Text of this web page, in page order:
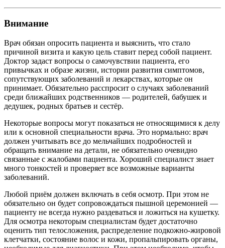
Внимание
Врач обязан опросить пациента и выяснить, что стало
причиной визита и какую цель ставит перед собой пациент.
Доктор задаст вопросы о самочувствии пациента, его
привычках и образе жизни, истории развития симптомов,
сопутствующих заболеваний и лекарствах, которые он
принимает. Обязательно расспросит о случаях заболеваний
среди ближайших родственников — родителей, бабушек и
дедушек, родных братьев и сестёр.
Некоторые вопросы могут показаться не относящимися к делу
или к основной специальности врача. Это нормально: врач
должен учитывать все до мельчайших подробностей и
обращать внимание на детали, не обязательно очевидно
связанные с жалобами пациента. Хороший специалист знает
много тонкостей и проверяет все возможные варианты
заболеваний.
Любой приём должен включать в себя осмотр. При этом не
обязательно он будет сопровождаться пышной церемонией —
пациенту не всегда нужно раздеваться и ложиться на кушетку.
Для осмотра некоторым специалистам будет достаточно
оценить тип телосложения, распределение подкожно-жировой
клетчатки, состояние волос и кожи, пропальпировать органы,